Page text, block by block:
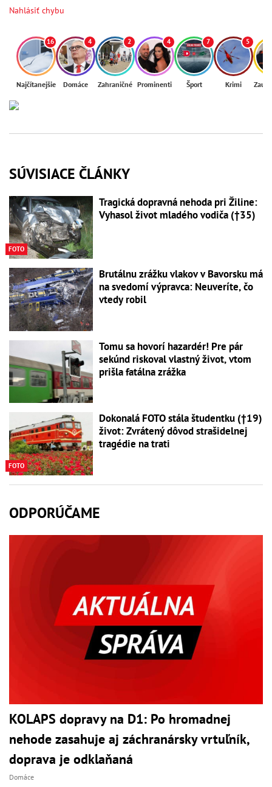
Nahlásiť chybu
16
Najčítanejšie
4
Domáce
2
Zahraničné
4
Prominenti
7
Šport
5
Krimi
SÚVISIACE ČLÁNKY
FOTO
Tragická dopravná nehoda pri Žiline:
Vyhasol život mladého vodiča (†35)
Brutálnu zrážku vlakov v Bavorsku má
na svedomí výpravca: Neuveríte, čo
vtedy robil
Tomu sa hovorí hazardér! Pre pár
sekúnd riskoval vlastný život, vtom
prišla fatálna zrážka
FOTO
Dokonalá FOTO stála študentku (†19)
život: Zvrátený dôvod strašidelnej
tragédie na trati
ODPORÚČAME
KOLAPS dopravy na D1: Po hromadnej
nehode zasahuje aj záchranársky vrtuľník,
doprava je odklaňaná
Domáce